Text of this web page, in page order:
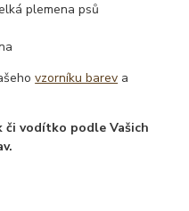
plemena psů
vzorníku barev a
vodítko podle Vašich